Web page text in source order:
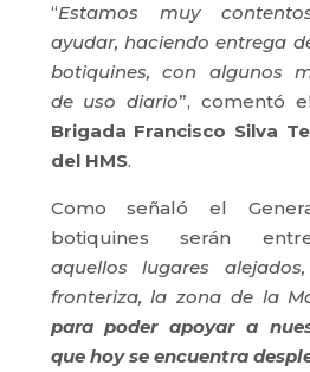
“Estamos muy
ayudar, haciendo entrega
botiquines, con algunos
de uso diario”, comentó
Brigada Francisco Silva
del HMS.
Como señaló el
botiquines serán
aquellos lugares
fronteriza, la zona de la
para poder apoyar a
que hoy se encuentra